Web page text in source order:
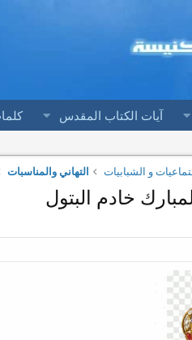
آيات الكتاب المقدس
و الشبابيات التهاني والمناسبات
خادم البتول